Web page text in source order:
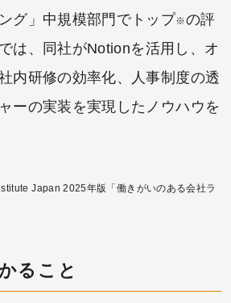
グ」中規模部門でトップ※の評
は、同社がNotionを活用し、オ
内研修の効率化、人事制度の透
ーの実装を実現したノウハウを
Japan 2025年版「働きがいのある会社ラ
ること